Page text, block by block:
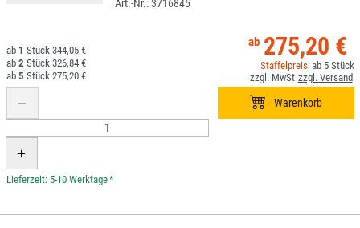
3716845
275,20 €
5
1
344,05 €
2
326,84 €
5
275,20 €
*